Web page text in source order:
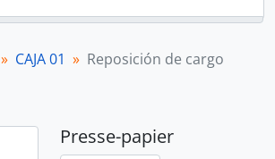
CAJA 01 Reposición de cargo
Presse-papier